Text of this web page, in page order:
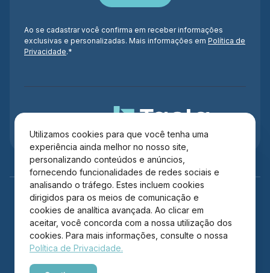
Utilizamos cookies para que você tenha uma
experiência ainda melhor no nosso site,
personalizando conteúdos e anúncios,
fornecendo funcionalidades de redes sociais e
analisando o tráfego. Estes incluem cookies
dirigidos para os meios de comunicação e
cookies de analítica avançada. Ao clicar em
aceitar, você concorda com a nossa utilização dos
cookies. Para mais informações, consulte o nossa
Política de Privacidade.
Ao se cadastrar você confirma em receber informações
exclusivas e personalizadas. Mais informações em Política de
Privacidade.*
Copyright © 2026 Itajaí Shopping – Todos os direitos